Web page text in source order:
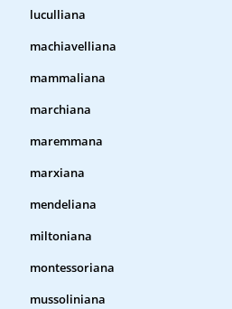
luculliana
machiavelliana
mammaliana
marchiana
maremmana
marxiana
mendeliana
miltoniana
montessoriana
mussoliniana